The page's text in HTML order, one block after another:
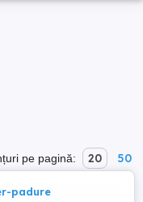
pe pagină: 20 50
padure